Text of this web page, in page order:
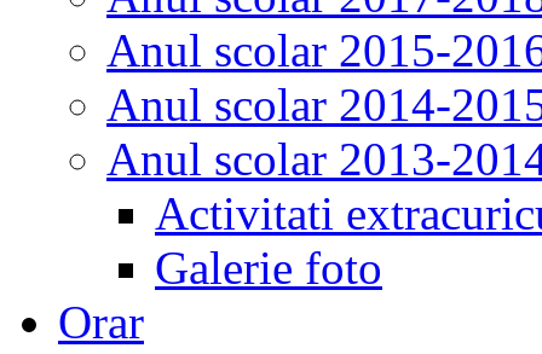
Anul scolar 2015-
Anul scolar 2014-
Anul scolar 2013-
Activitati
Galerie foto
Orar